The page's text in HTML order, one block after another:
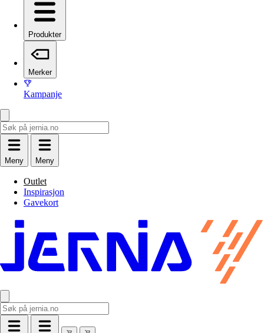
Produkter
Merker
Kampanje
Meny Meny
Outlet
Inspirasjon
Gavekort